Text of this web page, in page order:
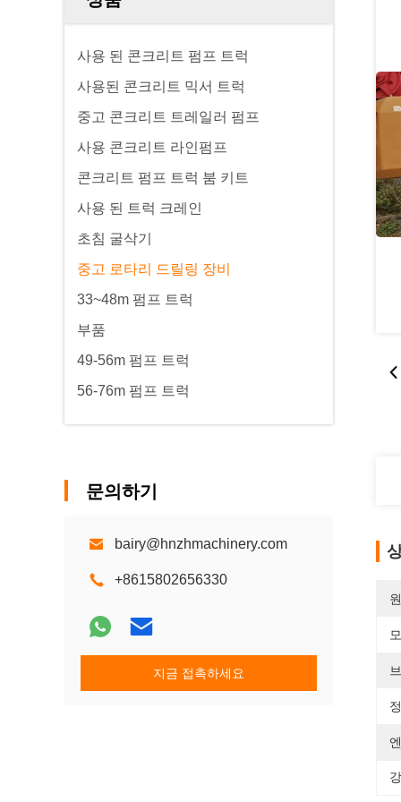
사용 된 콘크리트 펌프 트럭
사용된 콘크리트 믹서 트럭
중고 콘크리트 트레일러 펌프
사용 콘크리트 라인펌프
콘크리트 펌프 트럭 붐 키트
사용 된 트럭 크레인
초침 굴삭기
중고 로타리 드릴링 장비
33~48m 펌프 트럭
부품
49-56m 펌프 트럭
56-76m 펌프 트럭
문의하기
bairy@hnzhmachinery.com
+8615802656330
지금 접촉하세요